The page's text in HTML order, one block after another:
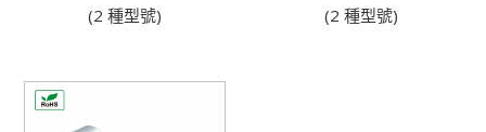
(2 種型號) (2 種型號)